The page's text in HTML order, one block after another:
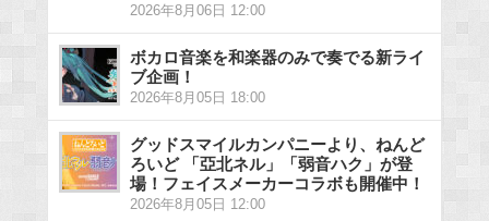
2026年8月06日 12:00
ボカロ音楽を和楽器のみで奏でる新ライ
ブ企画！
2026年8月05日 18:00
グッドスマイルカンパニーより、ねんど
ろいど 「亞北ネル」「弱音ハク」が登
場！フェイスメーカーコラボも開催中！
2026年8月05日 12:00